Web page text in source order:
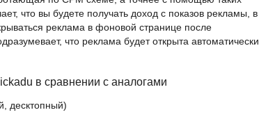
что вы будете получать доход с показов рекламы, в
реклама в фоновой странице после
что реклама будет открыта автоматически
в сравнении с аналогами
десктопный)